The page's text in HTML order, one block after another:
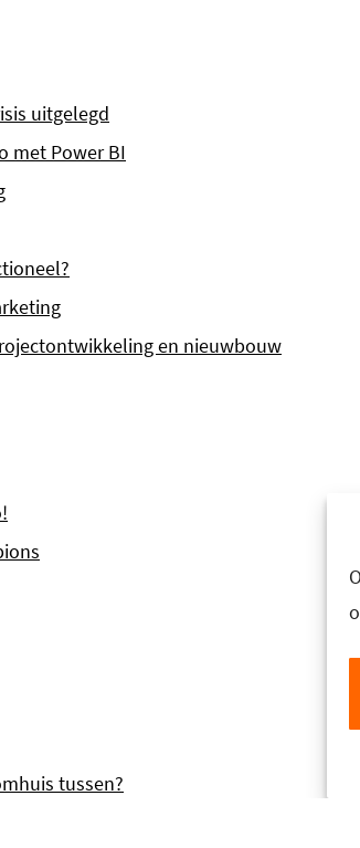
uitgelegd
met Power BI
en nieuwbouw
tussen?